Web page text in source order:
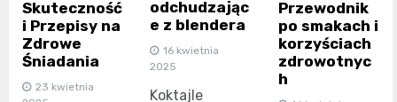
Skuteczność
i Przepisy na
Zdrowe
Śniadania
23 kwietnia
odchudzając
e z blendera
16 kwietnia
2025
Koktajle
Przewodnik
po smakach i
korzyściach
zdrowotnyc
h